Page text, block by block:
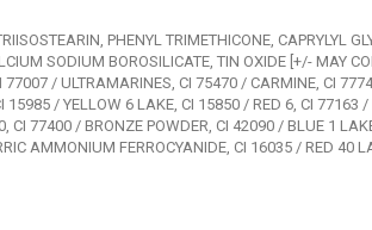
PHENYL TRIMETHICONE, CAPRYLYL
SODIUM BOROSILICATE, TIN OXIDE [+/- MAY
/ ULTRAMARINES, CI 75470 / CARMINE, CI
/ YELLOW 6 LAKE, CI 15850 / RED 6, CI 77163 /
77400 / BRONZE POWDER, CI 42090 / BLUE 1
AMMONIUM FERROCYANIDE, CI 16035 / RED 40